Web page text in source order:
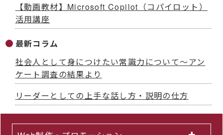
【動画教材】Microsoft Copilot（コパイロット）
活用講座
最新コラム
社会人として身につけたい常識力について～アン
ケート調査の結果より
リーダーとしての上手な話し方・説明の仕方